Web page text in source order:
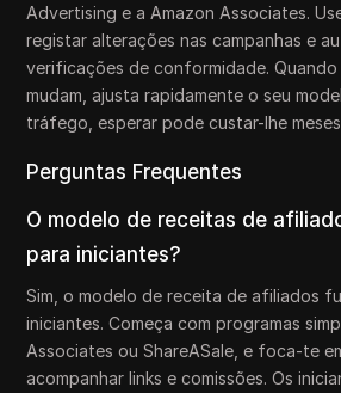
Advertising e a Amazon Associates.
registar alterações nas campanhas e
verificações de conformidade. Quando
mudam, ajusta rapidamente o seu
tráfego, esperar pode custar-lhe
Perguntas Frequentes
O modelo de receitas de
para iniciantes?
Sim, o modelo de receita de afiliados
iniciantes. Começa com programas
Associates ou ShareASale, e foca-te
acompanhar links e comissões. Os